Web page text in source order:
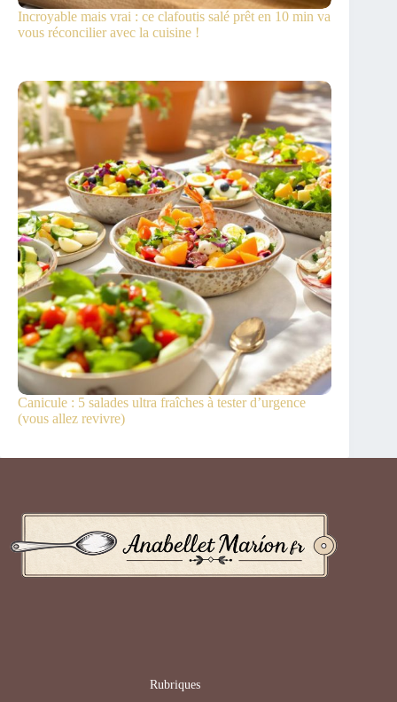
Incroyable mais vrai : ce clafoutis salé prêt en 10 min va
vous réconcilier avec la cuisine !
Canicule : 5 salades ultra fraîches à tester d’urgence
(vous allez revivre)
Rubriques